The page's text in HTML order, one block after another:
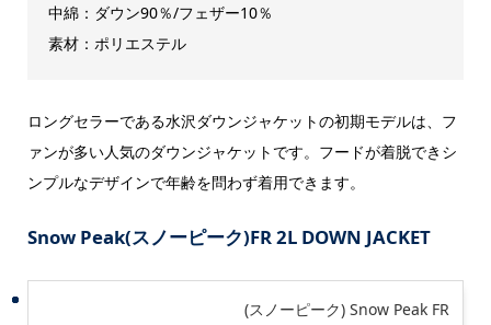
中綿：ダウン90％/フェザー10％
素材：ポリエステル
ロングセラーである水沢ダウンジャケットの初期モデルは、フ
ァンが多い人気のダウンジャケットです。フードが着脱できシ
ンプルなデザインで年齢を問わず着用できます。
Snow Peak(スノーピーク)FR 2L DOWN JACKET
(スノーピーク) Snow Peak FR